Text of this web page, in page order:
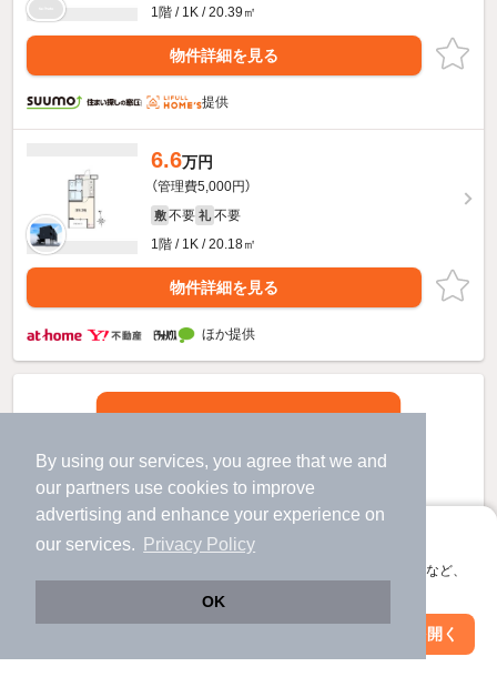
By using our services, you agree that we and
our partners use cookies to improve
advertising and enhance your experience on
our services.
Privacy Policy
OK
アプリに切り替えて、サクサクお部屋探し
会員登録なしですぐ使える。マップ検索やお気に入り保存など、
アプリを開く
1階 / 1K / 20.39㎡
物件詳細を見る
提供
6.6万円
（管理費5,000円）
敷 不要 礼 不要
1階 / 1K / 20.18㎡
物件詳細を見る
ほか提供
絞り込み条件を変更